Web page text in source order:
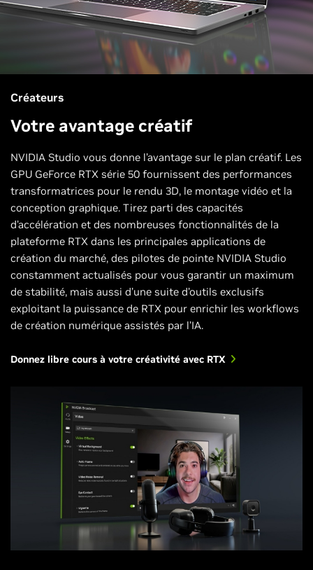
Créateurs
Votre avantage créatif
NVIDIA Studio vous donne l’avantage sur le plan créatif. Les
GPU GeForce RTX série 50 fournissent des performances
transformatrices pour le rendu 3D, le montage vidéo et la
conception graphique. Tirez parti des capacités
d’accélération et des nombreuses fonctionnalités de la
plateforme RTX dans les principales applications de
création du marché, des pilotes de pointe NVIDIA Studio
constamment actualisés pour vous garantir un maximum
de stabilité, mais aussi d’une suite d’outils exclusifs
exploitant la puissance de RTX pour enrichir les workflows
de création numérique assistés par l’IA.
Donnez libre cours à votre créativité avec RTX